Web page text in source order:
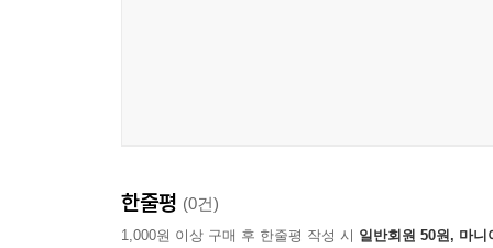
정책은 기술의 결과를 사후적으로 통제하는 수단
한줄평 (0건)
1,000원 이상 구매 후 한줄평 작성 시 일반회원 50원, 마니